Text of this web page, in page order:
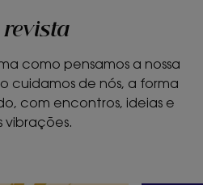
revista
como pensamos a nossa
cuidamos de nós, a forma
com encontros, ideias e
vibrações.